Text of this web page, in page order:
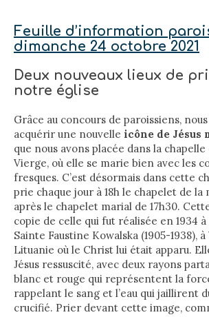
Feuille d’information
dimanche 24 octobre 2021
Deux nouveaux lieux de
notre église
Grâce au concours de paroissiens,
acquérir une nouvelle icône de
que nous avons placée dans la
Vierge, où elle se marie bien avec les
fresques. C’est désormais dans cette
prie chaque jour à 18h le chapelet de la
après le chapelet marial de 17h30.
copie de celle qui fut réalisée en 1934
Sainte Faustine Kowalska (1905-1938),
Lituanie où le Christ lui était apparu.
Jésus ressuscité, avec deux rayons
blanc et rouge qui représentent la
rappelant le sang et l’eau qui jaillirent
crucifié. Prier devant cette image,